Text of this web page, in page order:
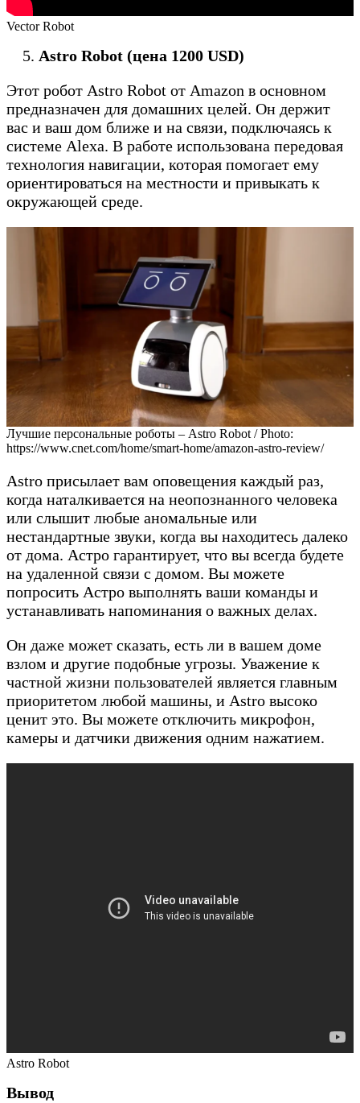
Vector Robot
Astro Robot (цена 1200 USD)
Этот робот Astro Robot от Amazon в основном
предназначен для домашних целей. Он держит
вас и ваш дом ближе и на связи, подключаясь к
системе Alexa. В работе использована передовая
технология навигации, которая помогает ему
ориентироваться на местности и привыкать к
окружающей среде.
Лучшие персональные роботы – Astro Robot / Photo:
https://www.cnet.com/home/smart-home/amazon-astro-review/
Astro присылает вам оповещения каждый раз,
когда наталкивается на неопознанного человека
или слышит любые аномальные или
нестандартные звуки, когда вы находитесь далеко
от дома. Астро гарантирует, что вы всегда будете
на удаленной связи с домом. Вы можете
попросить Астро выполнять ваши команды и
устанавливать напоминания о важных делах.
Он даже может сказать, есть ли в вашем доме
взлом и другие подобные угрозы. Уважение к
частной жизни пользователей является главным
приоритетом любой машины, и Astro высоко
ценит это. Вы можете отключить микрофон,
камеры и датчики движения одним нажатием.
Astro Robot
Вывод